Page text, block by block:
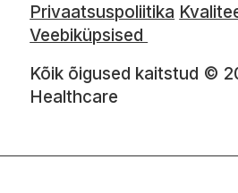
Privaatsuspoliitika
Veebiküpsised
Kõik õigused kaitstud ©
Healthcare